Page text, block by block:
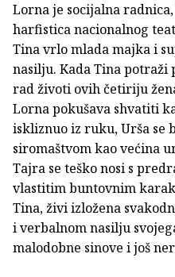
Lorna je socijalna
harfistica nacionalnog
Tina vrlo mlada majka i
nasilju. Kada Tina potraži
rad životi ovih četiriju
Lorna pokušava shvatiti
iskliznuo iz ruku, Urša se
siromaštvom kao većina
Tajra se teško nosi s
vlastitim buntovnim
Tina, živi izložena
i verbalnom nasilju
malodobne sinove i još